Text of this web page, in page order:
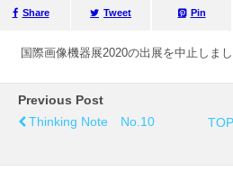
Share Tweet Pin
国際画像機器展2020の出展を中止しまし
Previous Post
Thinking Note No.10